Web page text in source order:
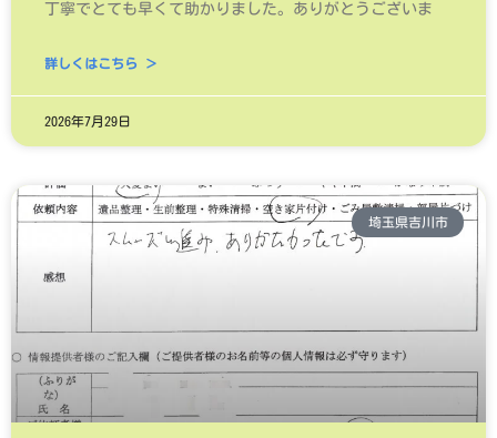
丁寧でとても早くて助かりました。ありがとうございま
詳しくはこちら ＞
2026年7月29日
埼玉県吉川市